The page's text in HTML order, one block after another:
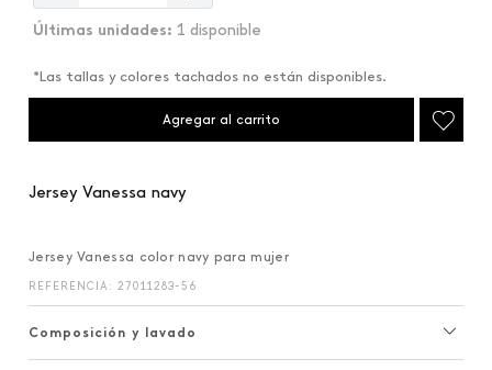
1 disponible
*Las tallas y colores tachados no están disponibles.
Agregar al carrito
Jersey Vanessa navy
Jersey Vanessa color navy para mujer
REFERENCIA : 27011283-56
Composición y lavado